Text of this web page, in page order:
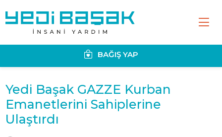
BAĞIŞ YAP
Yedi Başak GAZZE Kurban
Emanetlerini Sahiplerine
Ulaştırdı